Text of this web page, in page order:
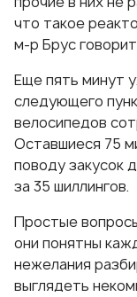
что такое
м-р Брус
Еще пять минут
следующего
велосипедов
Оставшиеся 75
поводу закусок
за 35 шиллингов.
Простые
они понятны
нежелания
выглядеть